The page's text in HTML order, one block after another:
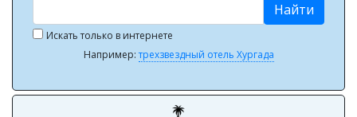
Найти
Искать только в интернете
Например:трехзвездный отель Хургада